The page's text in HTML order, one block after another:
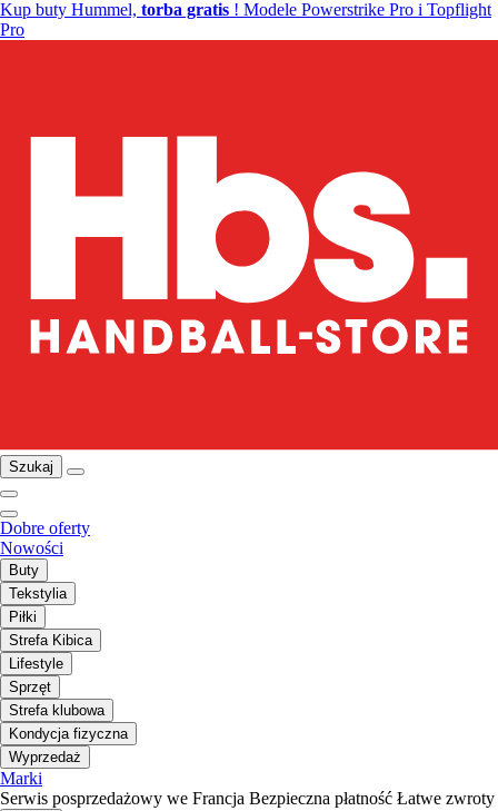
Kup buty Hummel, torba gratis ! Modele Powerstrike Pro i Topflight
Pro
Szukaj
Dobre oferty
Nowości
Buty
Tekstylia
Piłki
Strefa Kibica
Lifestyle
Sprzęt
Strefa klubowa
Kondycja fizyczna
Wyprzedaż
Marki
Serwis posprzedażowy we Francja Bezpieczna płatność Łatwe zwroty